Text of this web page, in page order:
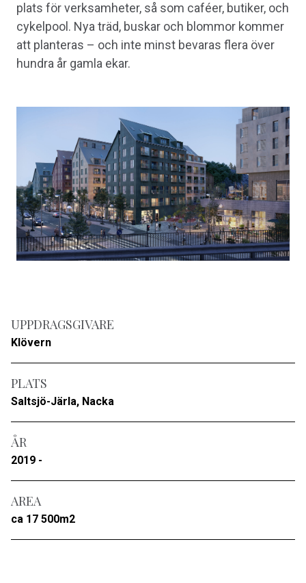
plats för verksamheter, så som caféer, butiker, och
cykelpool. Nya träd, buskar och blommor kommer
att planteras – och inte minst bevaras flera över
hundra år gamla ekar.
UPPDRAGSGIVARE
Klövern
PLATS
Saltsjö-Järla, Nacka
ÅR
2019 -
AREA
ca 17 500m2